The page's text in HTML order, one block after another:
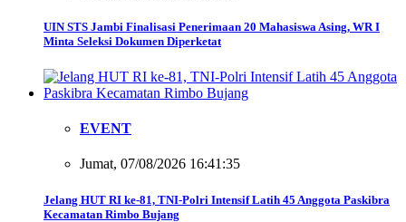
UIN STS Jambi Finalisasi Penerimaan 20 Mahasiswa Asing, WR I
Minta Seleksi Dokumen Diperketat
EVENT
Jumat, 07/08/2026 16:41:35
Jelang HUT RI ke-81, TNI-Polri Intensif Latih 45 Anggota Paskibra
Kecamatan Rimbo Bujang